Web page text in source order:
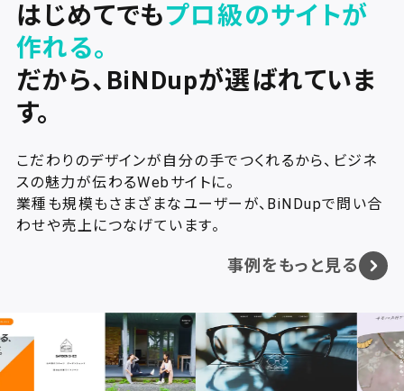
はじめてでもプロ級のサイトが
作れる。
だから、BiNDupが選ばれていま
す。
こだわりのデザインが自分の手でつくれるから、ビジネ
スの魅力が伝わるWebサイトに。
業種も規模もさまざまなユーザーが、BiNDupで問い合
わせや売上につなげています。
事例をもっと見る